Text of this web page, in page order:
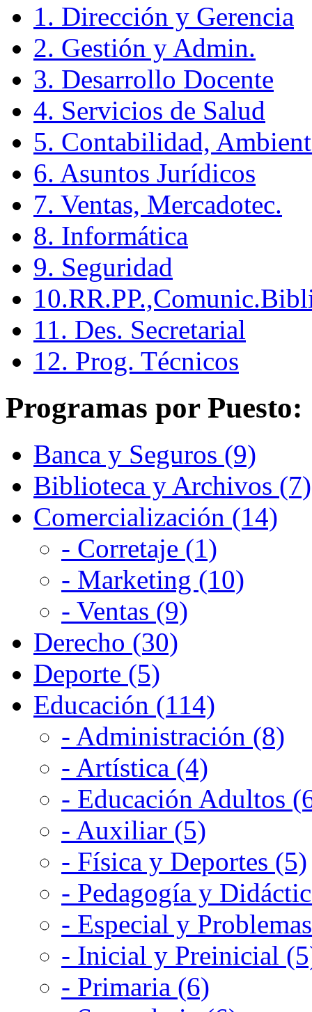
1. Dirección y Gerencia
2. Gestión y Admin.
3. Desarrollo Docente
4. Servicios de Salud
5. Contabilidad,
6. Asuntos Jurídicos
7. Ventas, Mercadotec.
8. Informática
9. Seguridad
11. Des. Secretarial
12. Prog. Técnicos
Programas por Puesto:
Banca y Seguros (9)
Biblioteca y Archivos (7)
Comercialización (14)
- Corretaje (1)
- Marketing (10)
- Ventas (9)
Derecho (30)
Deporte (5)
Educación (114)
- Administración (8)
- Artística (4)
- Educación Adultos
- Auxiliar (5)
- Física y Deportes (5)
- Pedagogía y
- Especial y
- Inicial y Preinicial
- Primaria (6)